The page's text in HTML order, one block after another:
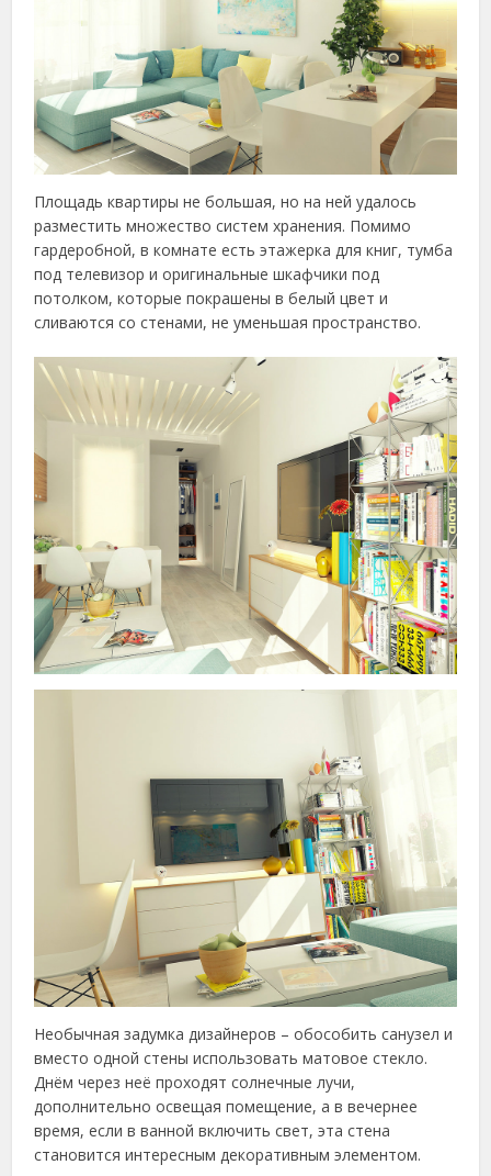
Площадь квартиры не большая, но на ней удалось
разместить множество систем хранения. Помимо
гардеробной, в комнате есть этажерка для книг, тумба
под телевизор и оригинальные шкафчики под
потолком, которые покрашены в белый цвет и
сливаются со стенами, не уменьшая пространство.
Необычная задумка дизайнеров – обособить санузел и
вместо одной стены использовать матовое стекло.
Днём через неё проходят солнечные лучи,
дополнительно освещая помещение, а в вечернее
время, если в ванной включить свет, эта стена
становится интересным декоративным элементом.